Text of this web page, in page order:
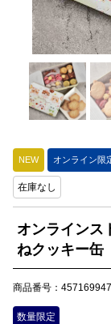
NEW オンライン限
在庫なし
オンライン
ねクッキー
商品番号：
数量限定